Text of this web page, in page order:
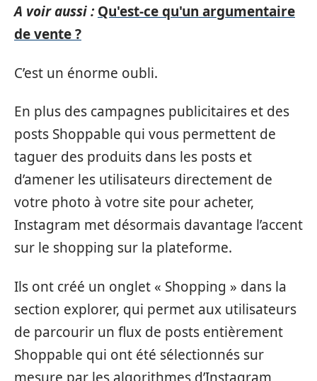
A voir aussi : Qu'est-ce qu'un argumentaire
de vente ?
C’est un énorme oubli.
En plus des campagnes publicitaires et des
posts Shoppable qui vous permettent de
taguer des produits dans les posts et
d’amener les utilisateurs directement de
votre photo à votre site pour acheter,
Instagram met désormais davantage l’accent
sur le shopping sur la plateforme.
Ils ont créé un onglet « Shopping » dans la
section explorer, qui permet aux utilisateurs
de parcourir un flux de posts entièrement
Shoppable qui ont été sélectionnés sur
mesure par les algorithmes d’Instagram